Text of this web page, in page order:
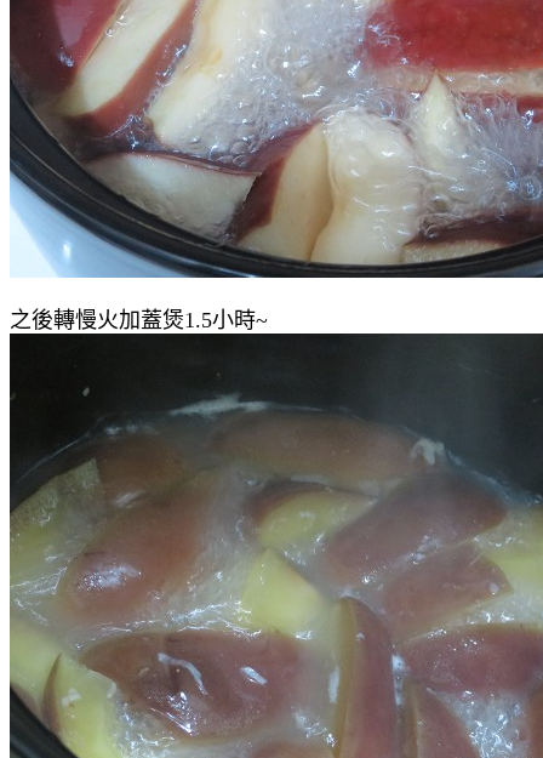
之後轉慢火加蓋煲1.5小時~